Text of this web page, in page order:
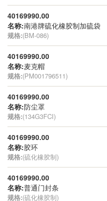
40169990.00
名称:南港牌硫化橡胶制加硫袋
规格:(BM-086)
40169990.00
名称:麦克帽
规格:(PM001796511)
40169990.00
名称:防尘罩
规格:(134G3FCI)
40169990.00
名称:胶环
规格:(硫化橡胶制)
40169990.00
名称:普通门封条
规格:(硫化橡胶制)